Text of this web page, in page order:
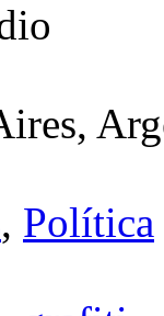
, Política